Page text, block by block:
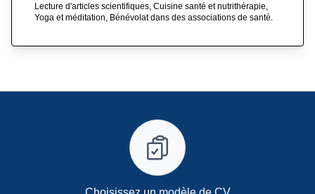
Lecture d'articles scientifiques, Cuisine santé et nutrithérapie,
Yoga et méditation, Bénévolat dans des associations de santé.